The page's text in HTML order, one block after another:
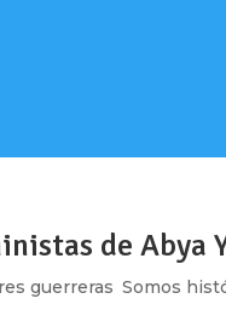
de Abya
guerreras ,Somos